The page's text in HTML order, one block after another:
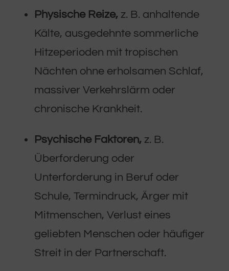
Physische Reize,z. B. anhaltende
Kälte, ausgedehnte sommerliche
Hitzeperioden mit tropischen
Nächten ohne erholsamen Schlaf,
massiver Verkehrslärm oder
chronische Krankheit.
Psychische Faktoren, z. B.
Überforderung oder
Unterforderung in Beruf oder
Schule, Termindruck, Ärger mit
Mitmenschen, Verlust eines
geliebten Menschen oder häufiger
Streit in der Partnerschaft.